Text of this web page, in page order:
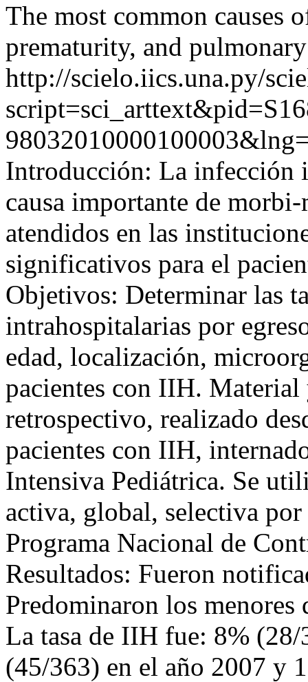
The most common causes
prematurity, and
http://scielo.iics.una.py/
Introducción: La infección
causa importante de
atendidos en las
significativos para el
Objetivos: Determinar las
intrahospitalarias por
edad, localización,
pacientes con IIH.
retrospectivo, realizado
pacientes con IIH,
Intensiva Pediátrica. Se
activa, global, selectiva
Programa Nacional de
Resultados: Fueron
Predominaron los
La tasa de IIH fue: 8%
(45/363) en el año 2007 y